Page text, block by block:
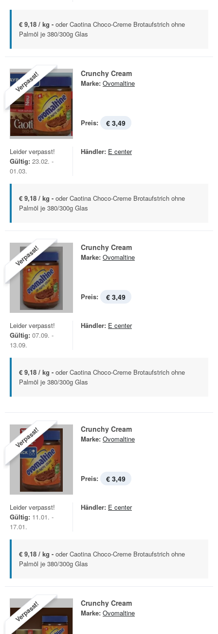
€ 9,18 / kg - oder Caotina Choco-Creme Brotaufstrich ohne
Palmöl je 380/300g Glas
Verpasst! Crunchy Cream
Marke: Ovomaltine
Preis: € 3,49
Leider verpasst!
Gültig: 23.02. -
01.03.
Händler: E center
€ 9,18 / kg - oder Caotina Choco-Creme Brotaufstrich ohne
Palmöl je 380/300g Glas
Verpasst! Crunchy Cream
Marke: Ovomaltine
Preis: € 3,49
Leider verpasst!
Gültig: 07.09. -
13.09.
Händler: E center
€ 9,18 / kg - oder Caotina Choco-Creme Brotaufstrich ohne
Palmöl je 380/300g Glas
Verpasst! Crunchy Cream
Marke: Ovomaltine
Preis: € 3,49
Leider verpasst!
Gültig: 11.01. -
17.01.
Händler: E center
€ 9,18 / kg - oder Caotina Choco-Creme Brotaufstrich ohne
Palmöl je 380/300g Glas
Verpasst! Crunchy Cream
Marke: Ovomaltine